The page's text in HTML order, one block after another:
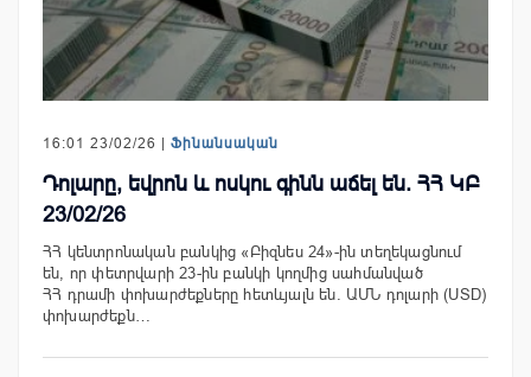
16:01 23/02/26 | Ֆինանսական
Դոլարը, եվրոն և ոսկու գինն աճել են. ՀՀ ԿԲ
23/02/26
ՀՀ կենտրոնական բանկից «Բիզնես 24»-ին տեղեկացնում
են, որ փետրվարի 23-ին բանկի կողմից սահմանված
ՀՀ դրամի փոխարժեքները հետևյալն են. ԱՄՆ դոլարի (USD)
փոխարժեքն…